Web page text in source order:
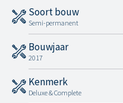
Soort bouw
Semi-permanent
Bouwjaar
2017
Kenmerk
Deluxe & Complete